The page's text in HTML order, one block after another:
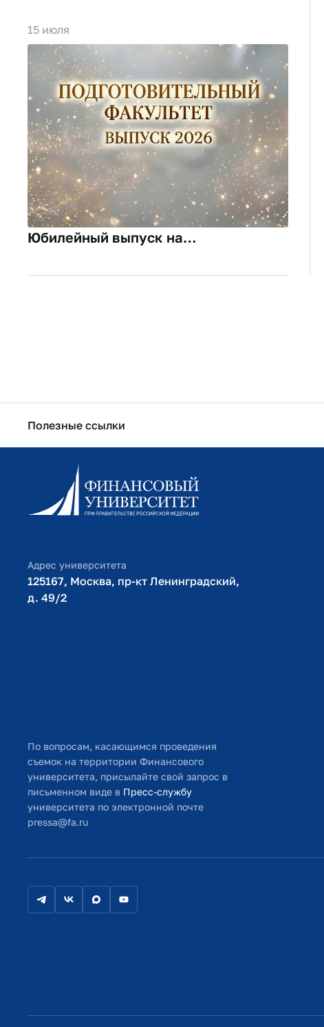
15 июля
Юбилейный выпуск на
выпускников и тёплые слова
Полезные ссылки
Информационно-образовательный портал
Личный кабинет поступающего
Библиотечно-информационный комплекс
Адрес университета
125167, Москва, пр-кт Ленинградский,
д. 49/2​
По вопросам, касающимся проведения
съемок на территории Финансового
университета, присылайте свой запрос в
письменном виде в Пресс-службу
университета по электронной почте
pressa@fa.ru